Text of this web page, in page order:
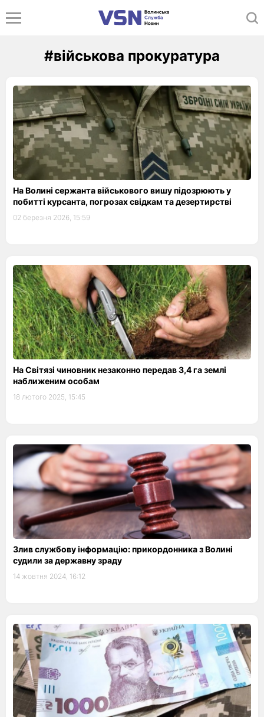
#військова прокуратура
На Волині сержанта військового вишу підозрюють у
побитті курсанта, погрозах свідкам та дезертирстві
02 березня 2026, 15:59
На Світязі чиновник незаконно передав 3,4 га землі
наближеним особам
18 лютого 2025, 15:45
Злив службову інформацію: прикордонника з Волині
судили за державну зраду
14 жовтня 2024, 16:12